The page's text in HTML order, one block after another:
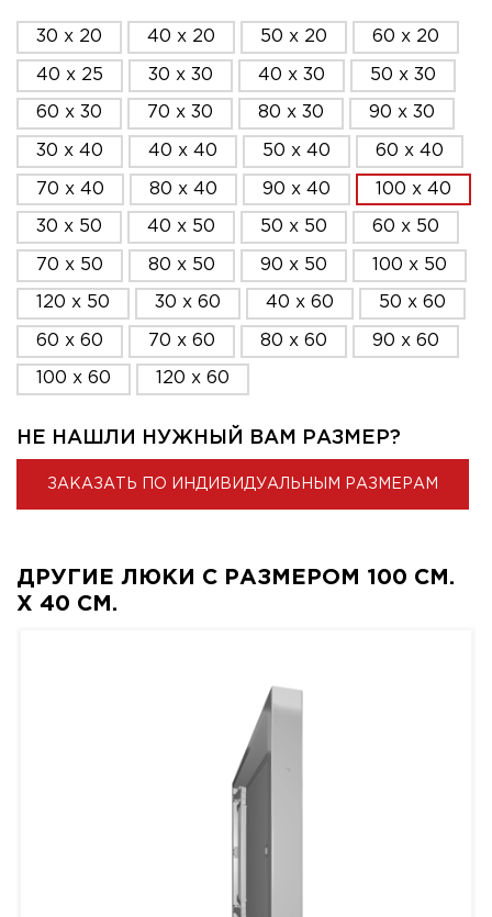
30 x 20 40 x 20 50 x 20 60 x 20
40 x 25 30 x 30 40 x 30 50 x 30
60 x 30 70 x 30 80 x 30 90 x 30
30 x 40 40 x 40 50 x 40 60 x 40
70 x 40 80 x 40 90 x 40 100 x 40
30 x 50 40 x 50 50 x 50 60 x 50
70 x 50 80 x 50 90 x 50 100 x 50
120 x 50 30 x 60 40 x 60 50 x 60
60 x 60 70 x 60 80 x 60 90 x 60
100 x 60 120 x 60
НЕ НАШЛИ НУЖНЫЙ ВАМ РАЗМЕР?
ЗАКАЗАТЬ ПО ИНДИВИДУАЛЬНЫМ РАЗМЕРАМ
ДРУГИЕ ЛЮКИ С РАЗМЕРОМ 100 СМ.
X 40 СМ.